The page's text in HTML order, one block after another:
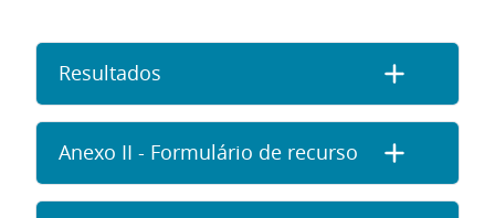
Resultados
Anexo II - Formulário de recurso